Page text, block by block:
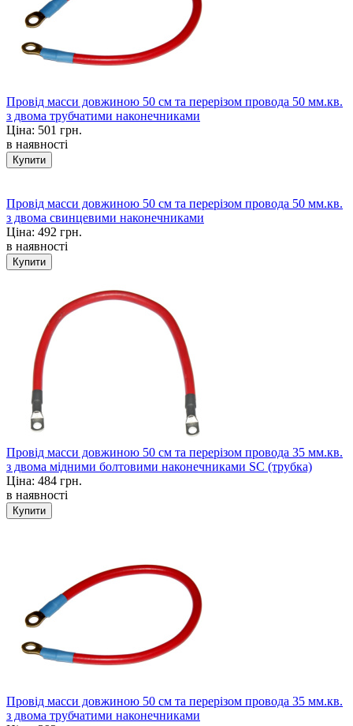
Провід масси довжиною 50 см та перерізом провода 50 мм.кв.
з двома трубчатими наконечниками
Ціна: 501 грн.
в наявності
Провід масси довжиною 50 см та перерізом провода 50 мм.кв.
з двома свинцевими наконечниками
Ціна: 492 грн.
в наявності
Провід масси довжиною 50 см та перерізом провода 35 мм.кв.
з двома мідними болтовими наконечниками SC (трубка)
Ціна: 484 грн.
в наявності
Провід масси довжиною 50 см та перерізом провода 35 мм.кв.
з двома трубчатими наконечниками